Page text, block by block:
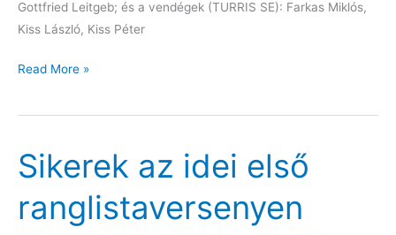
Gottfried Leitgeb; és a vendégek (TURRIS SE): Farkas Miklós,
Kiss László, Kiss Péter
Nemzetközi
mérkőzés
Read More »
Sikerek az idei első
ranglistaversenyen